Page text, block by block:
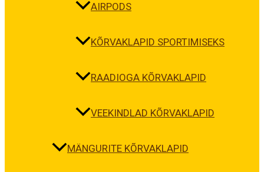
AIRPODS
KÕRVAKLAPID SPORTIMISEKS
RAADIOGA KÕRVAKLAPID
VEEKINDLAD KÕRVAKLAPID
MÄNGURITE KÕRVAKLAPID